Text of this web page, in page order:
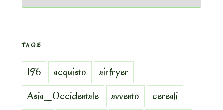
TAGS
196 acquisto
airfryer
Asia_Occidentale
avvento
cereali